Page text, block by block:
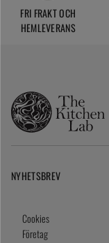
FRI FRAKT OCH
HEMLEVERANS
NYHETSBREV
Cookies
Företag